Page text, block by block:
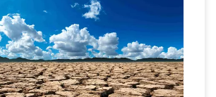
érdekében.